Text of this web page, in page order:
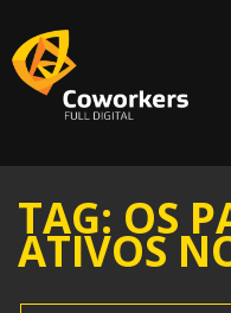
TAG: OS
ATIVOS